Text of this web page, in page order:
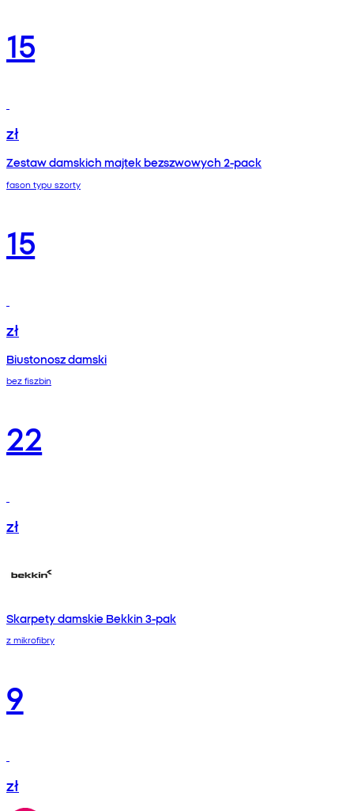
15
zł
Zestaw damskich majtek bezszwowych 2-pack
fason typu szorty
15
zł
Biustonosz damski
bez fiszbin
22
zł
Skarpety damskie Bekkin 3-pak
z mikrofibry
9
zł